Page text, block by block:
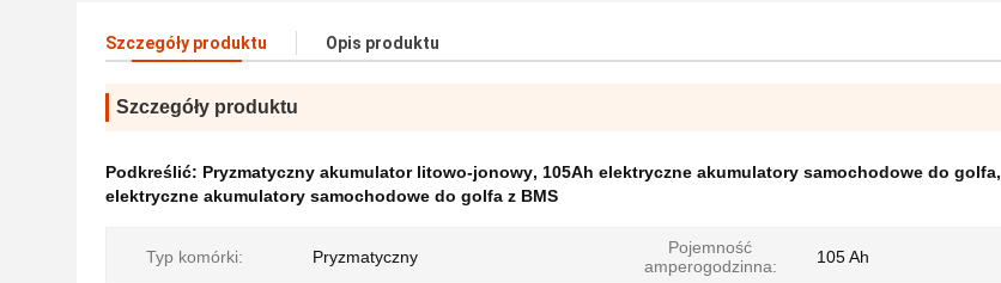
Szczegóły produktu Opis produktu
Szczegóły produktu
Podkreślić: Pryzmatyczny akumulator litowo-jonowy, 105Ah elektryczne akumulatory samochodowe do golfa,
elektryczne akumulatory samochodowe do golfa z BMS
Typ komórki: Pryzmatyczny
Pojemność
amperogodzinna:
105 Ah